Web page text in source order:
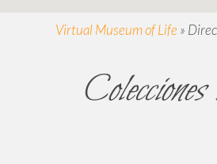
Virtual Museum of Life »